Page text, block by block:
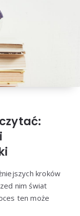
kroków
nim świat
ten może